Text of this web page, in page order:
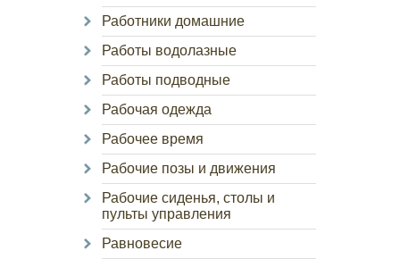
Работники домашние
Работы водолазные
Работы подводные
Рабочая одежда
Рабочее время
Рабочие позы и движения
Рабочие сиденья, столы и
пульты управления
Равновесие